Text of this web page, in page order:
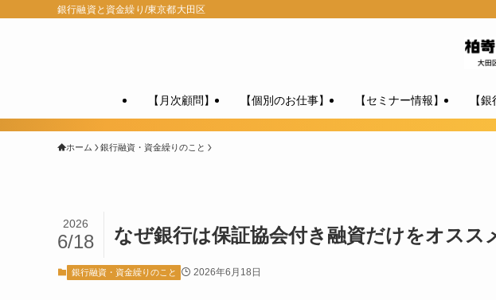
銀行融資と資金繰り/東京都大田区
【月次顧問】 【個別のお仕事】 【セミナー情報】 【
ホーム 銀行融資・資金繰りのこと
なぜ銀行は保証協会付き融資だけをオスス
2026
6/18
銀行融資・資金繰りのこと 2026年6月18日